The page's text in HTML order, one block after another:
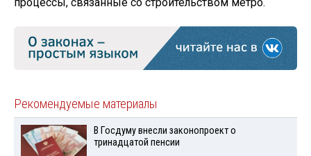
Рекомендуемые материалы
В Госдуму внесли законопроект о
тринадцатой пенсии